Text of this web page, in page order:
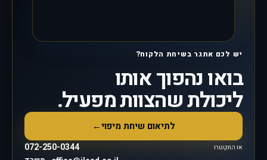
יש לכם אתגר בשיחת הלקוח?
בואו נהפוך אותו
ליכולת שהצוות מפעיל.
לתיאום שיחת מיפוי←
או התקשרו 072-250-0344